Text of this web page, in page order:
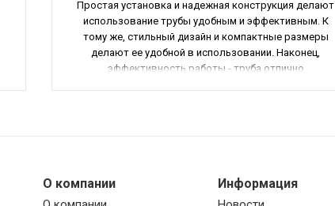
Простая установка и надежная конструкция делают
использование трубы удобным и эффективным. К
тому же, стильный дизайн и компактные размеры
делают ее удобной в использовании. Наконец,
эффективность работы - труба отлично
О компании Информация